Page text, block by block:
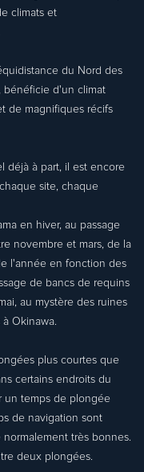
climats et
du Nord des
bénéficie d'un climat
de magnifiques récifs
déjà à part, il est encore
site, chaque
en hiver, au passage
novembre et mars, de la
l'année en fonction des
de bancs de requins
au mystère des ruines
Okinawa.
plus courtes que
certains endroits du
un temps de plongée
de navigation sont
très bonnes.
deux plongées.